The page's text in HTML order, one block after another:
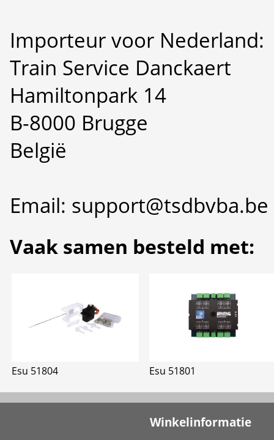
Importeur voor Nederland:
Train Service Danckaert
Hamiltonpark 14
B-8000 Brugge
België
Email: support@tsdbvba.be
Vaak samen besteld met:
Esu 51804 Esu 51801
Winkelinformatie